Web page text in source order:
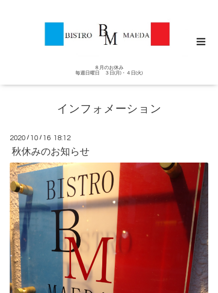
８月のお休み
毎週日曜日 ３日(月)・４日(火)
インフォメーション
2020 / 10 / 16 18:12
秋休みのお知らせ